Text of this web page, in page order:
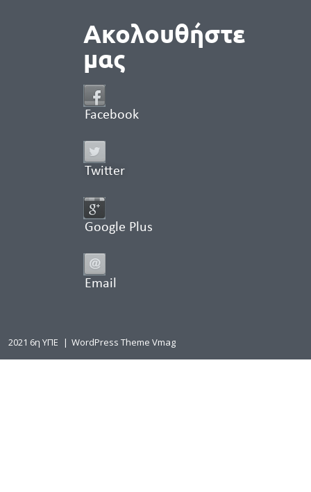
Ακολουθήστε
μας
Facebook
Twitter
Google Plus
Email
2021 6η ΥΠΕ | WordPress Theme Vmag